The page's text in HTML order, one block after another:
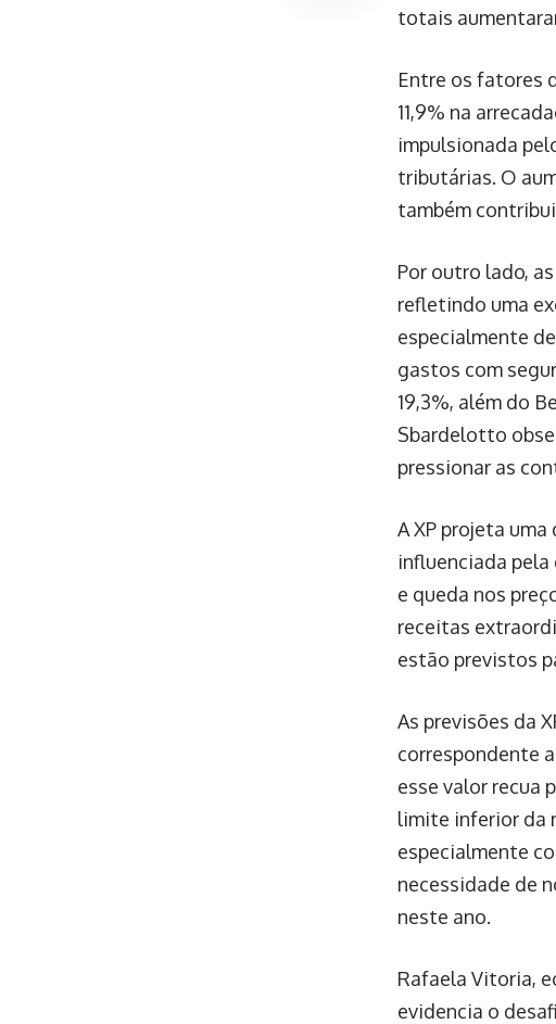
totais
Entre os fatores
11,9% na
impulsionada
tributárias. O
também
Por outro lado,
refletindo uma
especialmente
gastos com
19,3%, além do
Sbardelotto
pressionar as
A XP projeta
influenciada
e queda nos
receitas
estão previstos
As previsões da
correspondente
esse valor recua
limite inferior da
especialmente
necessidade de
neste ano.
Rafaela Vitoria,
evidencia o